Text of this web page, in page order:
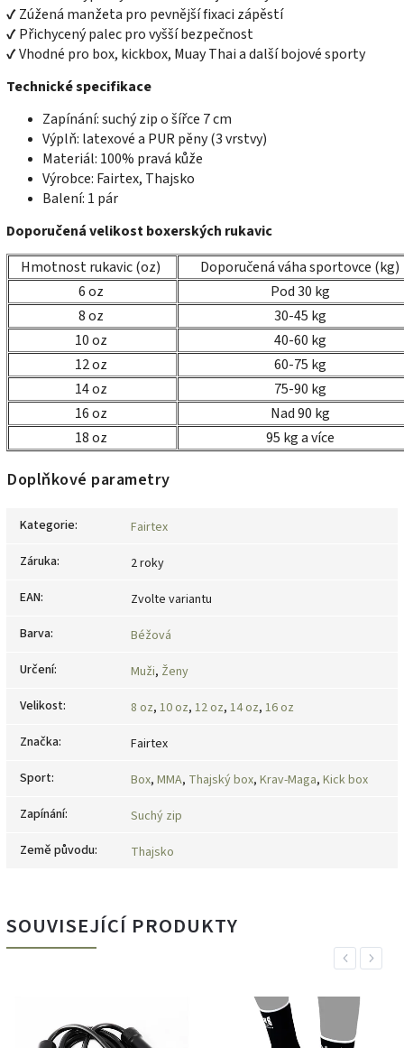
✔ Zúžená manžeta pro pevnější fixaci zápěstí
✔ Přichycený palec pro vyšší bezpečnost
✔ Vhodné pro box, kickbox, Muay Thai a další bojové sporty
Technické specifikace
Zapínání: suchý zip o šířce 7 cm
Výplň: latexové a PUR pěny (3 vrstvy)
Materiál: 100% pravá kůže
Výrobce: Fairtex, Thajsko
Balení: 1 pár
Doporučená velikost boxerských rukavic
Hmotnost rukavic (oz)
Doporučená váha sportovce (kg)
6 oz
Pod 30 kg
8 oz
30-45 kg
10 oz
40-60 kg
12 oz
60-75 kg
14 oz
75-90 kg
16 oz
Nad 90 kg
18 oz
95 kg a více
Doplňkové parametry
Kategorie:
Fairtex
Záruka:
2 roky
EAN:
Zvolte variantu
Barva:
Béžová
Určení: Muži, Ženy
Velikost: 8 oz, 10 oz, 12 oz, 14 oz, 16 oz
Značka:
Fairtex
Sport: Box, MMA, Thajský box, Krav-Maga, Kick box
Zapínání:
Suchý zip
Země původu: Thajsko
SOUVISEJÍCÍ PRODUKTY
Previous
Next